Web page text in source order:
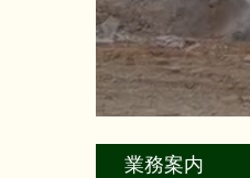
業務案内